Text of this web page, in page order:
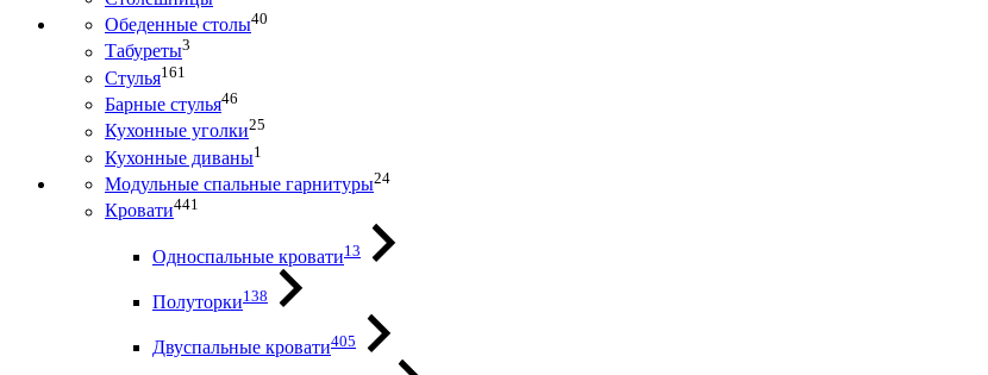
Обеденные столы40
Табуреты3
Стулья161
Барные стулья46
Кухонные уголки25
Кухонные диваны1
Модульные спальные гарнитуры24
Кровати441
Односпальные кровати13
Полуторки138
Двуспальные кровати405